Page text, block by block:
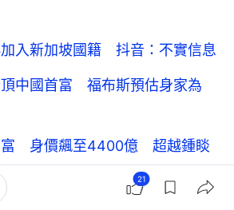
入新加坡國籍 抖音：不實信息
中國首富 福布斯預估身家為
富 身價飆至4400億 超越鍾睒
一鳴 或聯手奧特曼收購TikTok
21